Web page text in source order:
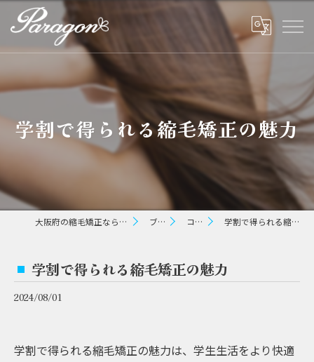
学割で得られる縮毛矯正の魅力
大阪府の縮毛矯正ならパラゴン ヘアー ブログ コラム 学割で得られる縮毛矯正の魅力
学割で得られる縮毛矯正の魅力
2024/08/01
学割で得られる縮毛矯正の魅力は、学生生活をより快適